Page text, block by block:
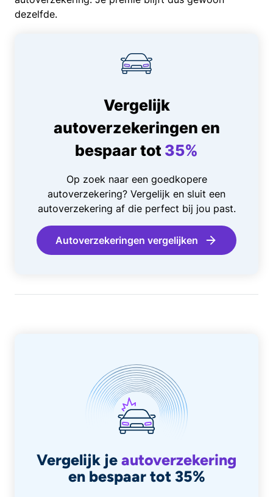
dezelfde.
Vergelijk
autoverzekeringen en
bespaar tot 35%
Op zoek naar een goedkopere
autoverzekering? Vergelijk en sluit een
autoverzekering af die perfect bij jou past.
Autoverzekeringen vergelijken
Vergelijk je autoverzekering
en bespaar tot 35%